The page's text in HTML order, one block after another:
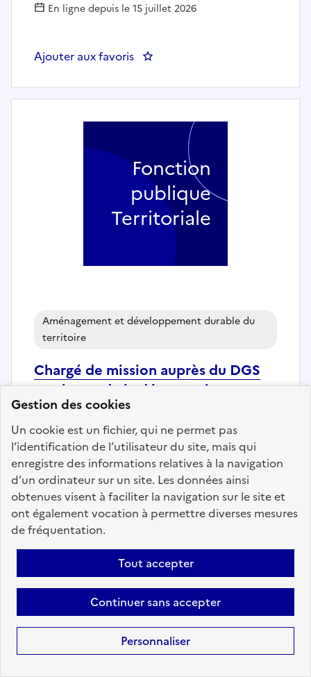
Gestion des cookies
Un cookie est un fichier, qui ne permet pas
l’identification de l’utilisateur du site, mais qui
enregistre des informations relatives à la navigation
d’un ordinateur sur un site. Les données ainsi
obtenues visent à faciliter la navigation sur le site et
ont également vocation à permettre diverses mesures
de fréquentation.
Tout accepter
Continuer sans accepter
Personnaliser
En ligne depuis le 15 juillet 2026
Ajouter aux favoris : CHARGÉ DE MISSION POUR
Chargé de mission auprès du DGS
en charge de la démocratie
participative, concertations et[...]
Aménagement et développement durable du
territoire
Localisation :
Seine Saint-Denis(93)
Fonction publique :
Fonction publique Territoriale
Employeur :
Communes
En ligne depuis le 15 juillet 2026
Ajouter aux favoris
Fonction
publique
Territoriale
Fonction